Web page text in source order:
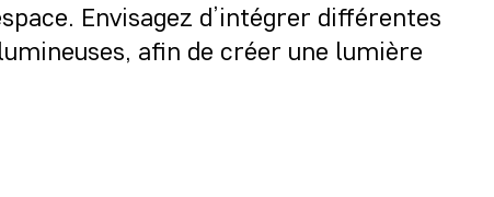
Envisagez d’intégrer différentes
afin de créer une lumière